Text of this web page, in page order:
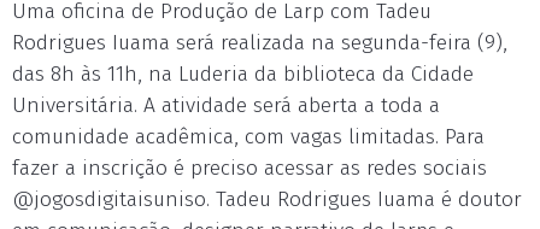
Uma oficina de Produção de Larp com Tadeu
Rodrigues Iuama será realizada na segunda-feira (9),
das 8h às 11h, na Luderia da biblioteca da Cidade
Universitária. A atividade será aberta a toda a
comunidade acadêmica, com vagas limitadas. Para
fazer a inscrição é preciso acessar as redes sociais
@jogosdigitaisuniso. Tadeu Rodrigues Iuama é doutor